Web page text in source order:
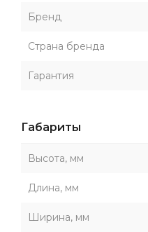
Бренд
Страна бренда
Гарантия
Габариты
Высота, мм
Длина, мм
Ширина, мм